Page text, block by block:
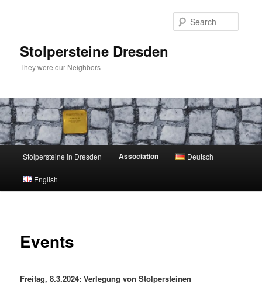
Stolpersteine Dresden
They were our Neighbors
Stolpersteine in Dresden Association Deutsch
English
Events
Freitag, 8.3.2024: Verlegung von Stolpersteinen